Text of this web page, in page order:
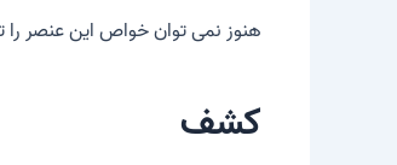
هنوز نمی توان خواص این عنصر را
کشف